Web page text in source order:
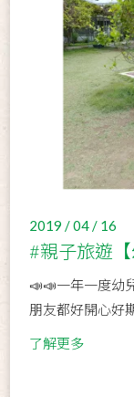
2019 / 04 / 16
#親子旅遊【
📣📣一年一度幼
朋友都好開心好
了解更多